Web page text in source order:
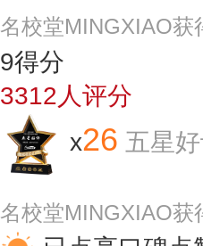
名校堂MINGXIAO获
9得分
3312人评分
x26 五星
名校堂MINGXIAO获